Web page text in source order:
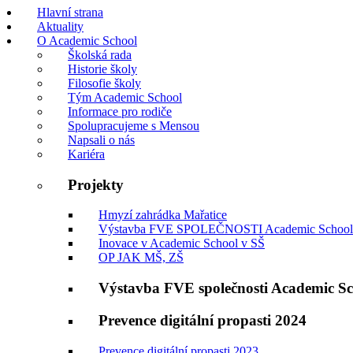
Hlavní strana
Aktuality
O Academic School
Školská rada
Historie školy
Filosofie školy
Tým Academic School
Informace pro rodiče
Spolupracujeme s Mensou
Napsali o nás
Kariéra
Projekty
Hmyzí zahrádka Mařatice
Výstavba FVE SPOLEČNOSTI Academic School
Inovace v Academic School v SŠ
OP JAK MŠ, ZŠ
Výstavba FVE společnosti Academic
Prevence digitální propasti 2024